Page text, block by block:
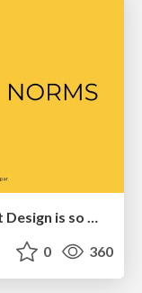
Breaking role norms: Why Content Design is so much more than writing copy - Taylor Woolridge
0 360